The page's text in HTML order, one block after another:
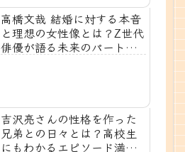
高橋文哉 結婚に対する本音
と理想の女性像とは？Z世代
俳優が語る未来のパートナ
吉沢亮さんの性格を作った
兄弟との日々とは？高校生
にもわかるエピソード満